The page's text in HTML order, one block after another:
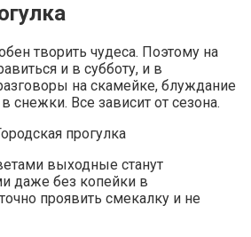
творить чудеса. Поэтому на
и в субботу, и в
на скамейке, блуждание
снежки. Все зависит от сезона.
выходные станут
даже без копейки в
проявить смекалку и не